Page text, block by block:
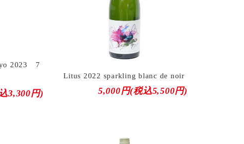
2023 7
3,300円)
Litus 2022 sparkling blanc de noir
5,000円(税込5,500円)